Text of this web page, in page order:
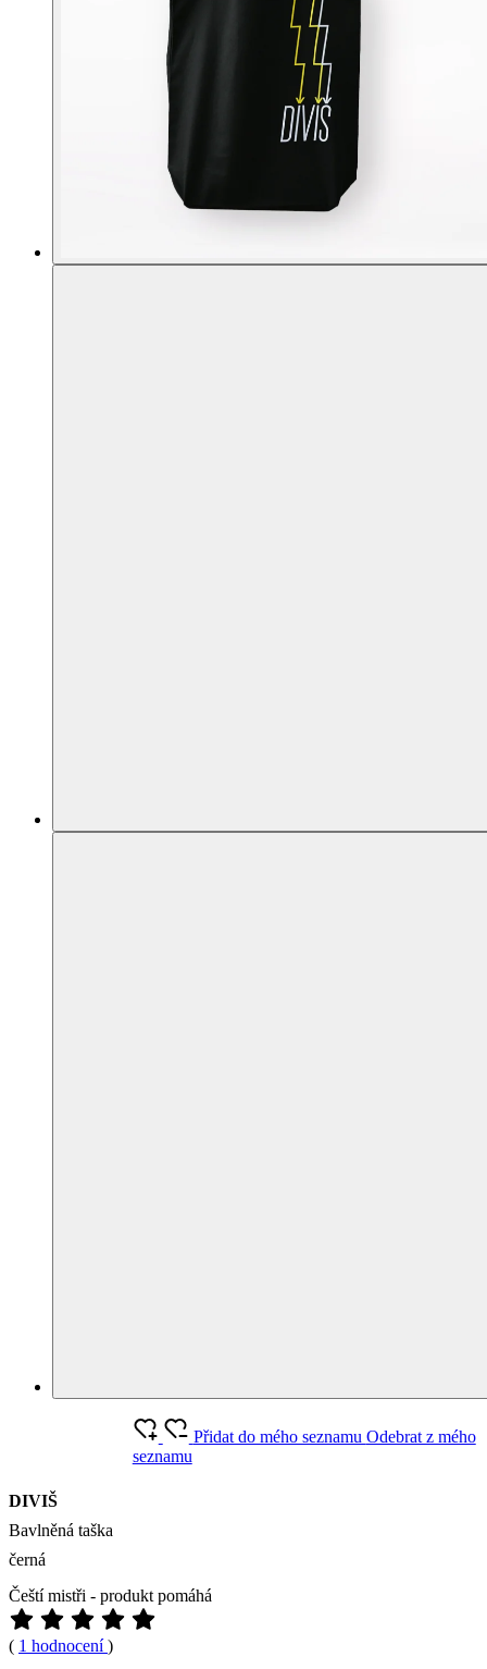
DIVIŠ
Bavlněná taška
černá
Přidat do mého seznamu Odebrat z mého
seznamu
Čeští mistři - produkt pomáhá
( 1 hodnocení)